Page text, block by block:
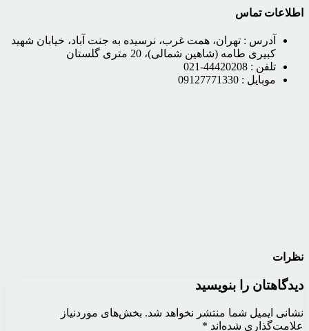
اطلاعات تماس
آدرس : تهران، همت غرب، نرسیده به جنت آباد، خیابان شهید
کبیری طامه (شاهین شمالی)، 20 متری گلستان
تلفن : 44420208-021
موبایل : 09127771330
نظرات
دیدگاهتان را بنویسید
نشانی ایمیل شما منتشر نخواهد شد. بخش‌های موردنیاز
علامت‌گذاری شده‌اند *